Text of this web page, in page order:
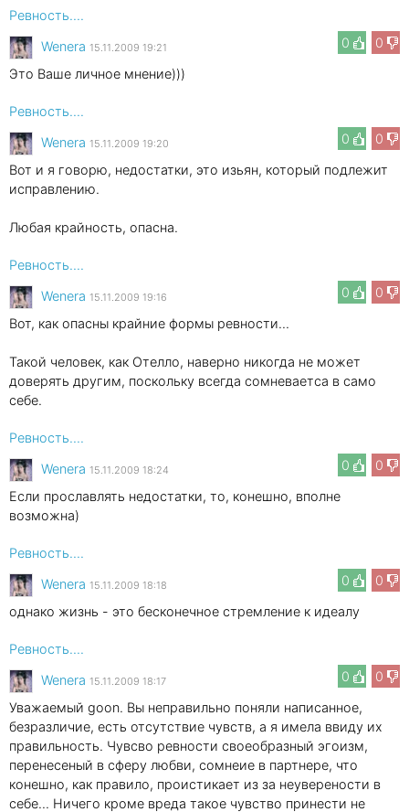
Ревность....
0
0
Wenеra 15.11.2009 19:21
Это Ваше личное мнение)))
Ревность....
0
0
Wenеra 15.11.2009 19:20
Вот и я говорю, недостатки, это изьян, который подлежит
исправлению.
Любая крайность, опасна.
Ревность....
0
0
Wenеra 15.11.2009 19:16
Вот, как опасны крайние формы ревности...
Такой человек, как Отелло, наверно никогда не может
доверять другим, поскольку всегда сомневаетса в само
себе.
Ревность....
0
0
Wenеra 15.11.2009 18:24
Если прославлять недостатки, то, конешно, вполне
возможна)
Ревность....
0
0
Wenеra 15.11.2009 18:18
однако жизнь - это бесконечное стремление к идеалу
Ревность....
0
0
Wenеra 15.11.2009 18:17
Уважаемый goon. Вы неправильно поняли написанное,
безразличие, есть отсутствие чувств, а я имела ввиду их
правильность. Чувсво ревности своеобразный эгоизм,
перенесеный в сферу любви, сомнеие в партнере, что
конешно, как правило, проистикает из за неуверености в
себе... Ничего кроме вреда такое чувство принести не